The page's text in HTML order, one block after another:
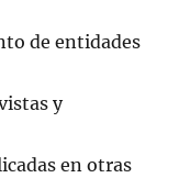
de entidades
y
en otras